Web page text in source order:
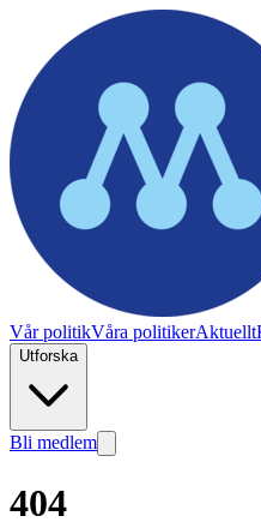
Vår politikVåra politikerAktuellt
Utforska
Bli medlem
404